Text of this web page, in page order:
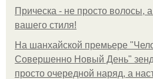
Прическа - не просто волосы,
вашего стиля!
На шанхайской премьере
Совершенно Новый День"
просто очередной наряд, а